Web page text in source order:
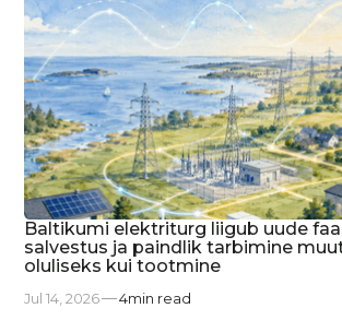
Baltikumi elektriturg liigub uude
salvestus ja paindlik tarbimine
oluliseks kui tootmine
Jul 14, 2026 4min read